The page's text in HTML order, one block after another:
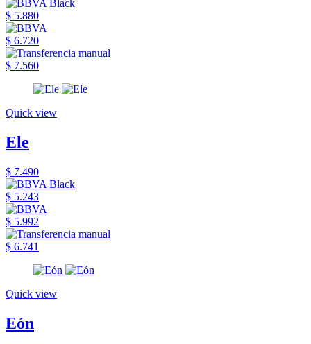
$ 5.880
$ 6.720
$ 7.560
Quick view
Ele
$ 7.490
$ 5.243
$ 5.992
$ 6.741
Quick view
Eón